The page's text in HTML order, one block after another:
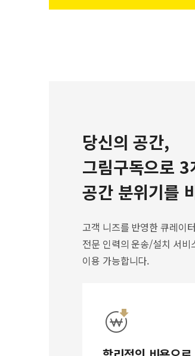
당신의 공간,
그림구독으로 3
공간 분위기를
고객 니즈를 반영한 큐레이
전문 인력의 운송/설치 서비
이용 가능합니다.